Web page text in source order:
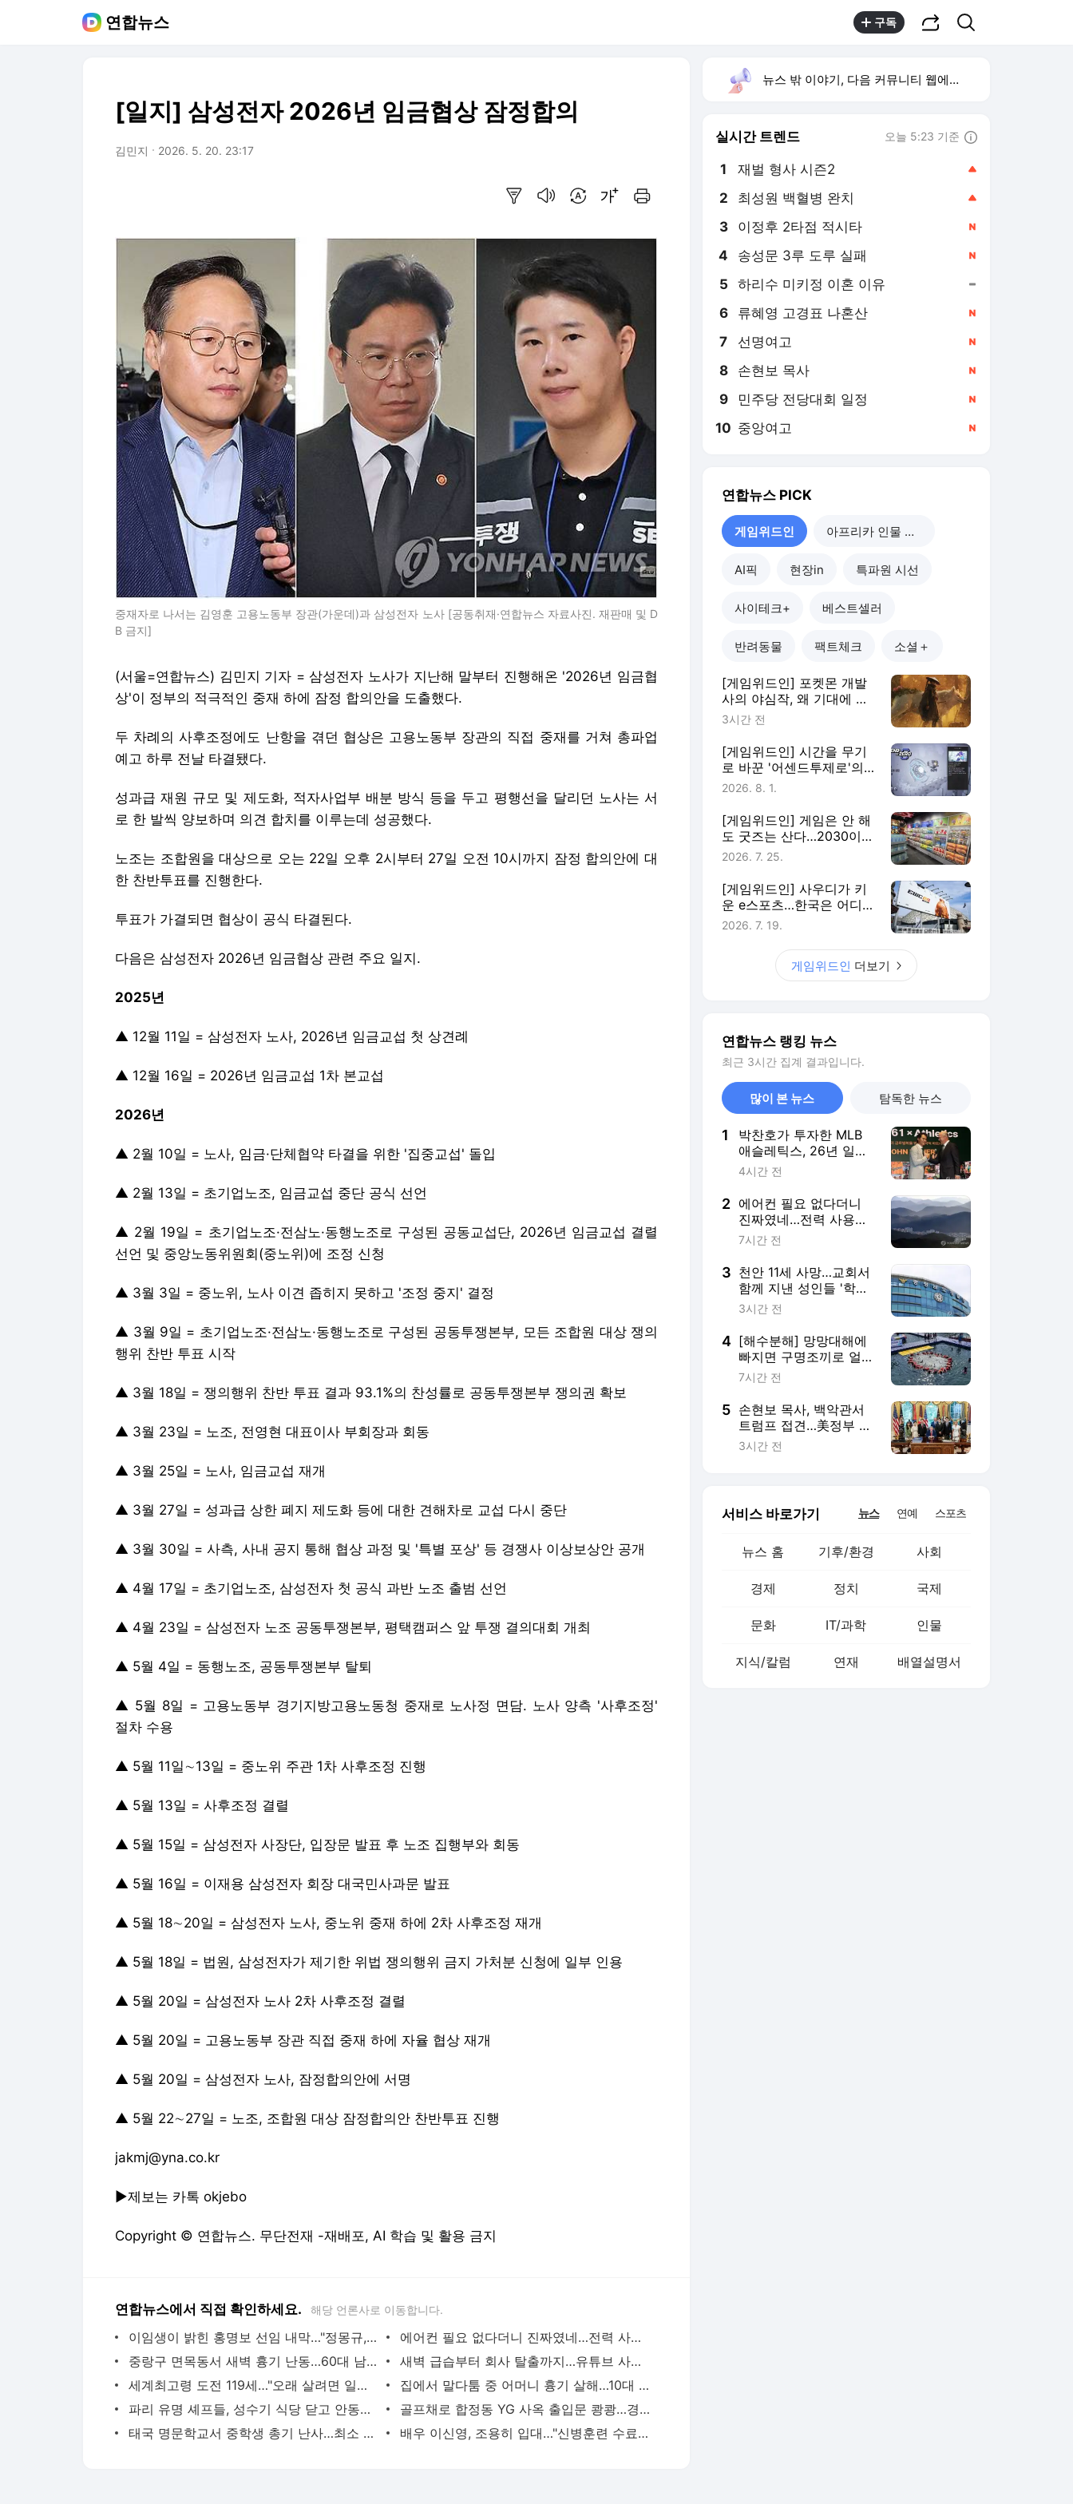
연합뉴스 구독
[일지] 삼성전자 2026년 임금협상 잠정합의
김민지 2026. 5. 20. 23:17
중재자로 나서는 김영훈 고용노동부 장관(가운데)과 삼성전자 노사 [공동취재·연합뉴스 자료사진. 재판매 및 D
B 금지]
(서울=연합뉴스) 김민지 기자 = 삼성전자 노사가 지난해 말부터 진행해온 '2026년 임금협
상'이 정부의 적극적인 중재 하에 잠정 합의안을 도출했다.
두 차례의 사후조정에도 난항을 겪던 협상은 고용노동부 장관의 직접 중재를 거쳐 총파업
예고 하루 전날 타결됐다.
성과급 재원 규모 및 제도화, 적자사업부 배분 방식 등을 두고 평행선을 달리던 노사는 서
로 한 발씩 양보하며 의견 합치를 이루는데 성공했다.
노조는 조합원을 대상으로 오는 22일 오후 2시부터 27일 오전 10시까지 잠정 합의안에 대
한 찬반투표를 진행한다.
투표가 가결되면 협상이 공식 타결된다.
다음은 삼성전자 2026년 임금협상 관련 주요 일지.
2025년
▲ 12월 11일 = 삼성전자 노사, 2026년 임금교섭 첫 상견례
▲ 12월 16일 = 2026년 임금교섭 1차 본교섭
2026년
▲ 2월 10일 = 노사, 임금·단체협약 타결을 위한 '집중교섭' 돌입
▲ 2월 13일 = 초기업노조, 임금교섭 중단 공식 선언
▲ 2월 19일 = 초기업노조·전삼노·동행노조로 구성된 공동교섭단, 2026년 임금교섭 결렬
선언 및 중앙노동위원회(중노위)에 조정 신청
▲ 3월 3일 = 중노위, 노사 이견 좁히지 못하고 '조정 중지' 결정
▲ 3월 9일 = 초기업노조·전삼노·동행노조로 구성된 공동투쟁본부, 모든 조합원 대상 쟁의
행위 찬반 투표 시작
▲ 3월 18일 = 쟁의행위 찬반 투표 결과 93.1%의 찬성률로 공동투쟁본부 쟁의권 확보
▲ 3월 23일 = 노조, 전영현 대표이사 부회장과 회동
▲ 3월 25일 = 노사, 임금교섭 재개
▲ 3월 27일 = 성과급 상한 폐지 제도화 등에 대한 견해차로 교섭 다시 중단
▲ 3월 30일 = 사측, 사내 공지 통해 협상 과정 및 '특별 포상' 등 경쟁사 이상보상안 공개
▲ 4월 17일 = 초기업노조, 삼성전자 첫 공식 과반 노조 출범 선언
▲ 4월 23일 = 삼성전자 노조 공동투쟁본부, 평택캠퍼스 앞 투쟁 결의대회 개최
▲ 5월 4일 = 동행노조, 공동투쟁본부 탈퇴
▲ 5월 8일 = 고용노동부 경기지방고용노동청 중재로 노사정 면담. 노사 양측 '사후조정'
절차 수용
▲ 5월 11일∼13일 = 중노위 주관 1차 사후조정 진행
▲ 5월 13일 = 사후조정 결렬
▲ 5월 15일 = 삼성전자 사장단, 입장문 발표 후 노조 집행부와 회동
▲ 5월 16일 = 이재용 삼성전자 회장 대국민사과문 발표
▲ 5월 18∼20일 = 삼성전자 노사, 중노위 중재 하에 2차 사후조정 재개
▲ 5월 18일 = 법원, 삼성전자가 제기한 위법 쟁의행위 금지 가처분 신청에 일부 인용
▲ 5월 20일 = 삼성전자 노사 2차 사후조정 결렬
▲ 5월 20일 = 고용노동부 장관 직접 중재 하에 자율 협상 재개
▲ 5월 20일 = 삼성전자 노사, 잠정합의안에 서명
▲ 5월 22∼27일 = 노조, 조합원 대상 잠정합의안 찬반투표 진행
jakmj@yna.co.kr
▶제보는 카톡 okjebo
Copyright © 연합뉴스. 무단전재 -재배포, AI 학습 및 활용 금지
연합뉴스에서 직접 확인하세요. 해당 언론사로 이동합니다.
이임생이 밝힌 홍명보 선임 내막…"정몽규, TD판단 믿는다고 해"(종합) | 연합뉴스
에어컨 필요 없다더니 진짜였네…전력 사용량으로 본 냉방 도시 | 연합뉴스
중랑구 면목동서 새벽 흉기 난동…60대 남성 2명 사망 | 연합뉴스
새벽 급습부터 회사 탈출까지…유튜브 사로잡은 '날것'의 일상 | 연합뉴스
세계최고령 도전 119세…"오래 살려면 일하고 건강하게 먹어라" | 연합뉴스
집에서 말다툼 중 어머니 흉기 살해…10대 아들 체포 | 연합뉴스
파리 유명 셰프들, 성수기 식당 닫고 안동서 한식 배운다 | 연합뉴스
골프채로 합정동 YG 사옥 출입문 쾅쾅…경찰, 20대 여성 체포 | 연합뉴스
태국 명문학교서 중학생 총기 난사…최소 7명 살해(종합2보) | 연합뉴스
배우 이신영, 조용히 입대…"신병훈련 수료, 군 생활 집중" | 연합뉴스
뉴스 밖 이야기, 다음 커뮤니티 웹에서 보기
실시간 트렌드 오늘 5:23 기준
1 재벌 형사 시즌2
2 최성원 백혈병 완치
3 이정후 2타점 적시타
4 송성문 3루 도루 실패
5 하리수 미키정 이혼 이유
6 류혜영 고경표 나혼산
7 선명여고
8 손현보 목사
9 민주당 전당대회 일정
10 중앙여고
연합뉴스 PICK
게임위드인 아프리카 인물 열전
AI픽 현장in 특파원 시선
사이테크+ 베스트셀러
반려동물 팩트체크 소셜＋
[게임위드인] 포켓몬 개발
사의 야심작, 왜 기대에 못
미쳤나
3시간 전
[게임위드인] 시간을 무기
로 바꾼 '어센드투제로'의
실험
2026. 8. 1.
[게임위드인] 게임은 안 해
도 굿즈는 산다…2030이
게임에 남는 법
2026. 7. 25.
[게임위드인] 사우디가 키
운 e스포츠…한국은 어디에
있나
2026. 7. 19.
게임위드인 더보기
연합뉴스 랭킹 뉴스
최근 3시간 집계 결과입니다.
많이 본 뉴스 탐독한 뉴스
1
박찬호가 투자한 MLB
애슬레틱스, 26년 일한
포스트 단장과 결별
4시간 전
2 에어컨 필요 없다더니
진짜였네…전력 사용량
으로 본 냉방 도시
7시간 전
3 천안 11세 사망…교회서
함께 지낸 성인들 '학대
치사' 여부 수사
3시간 전
4 [해수분해] 망망대해에
빠지면 구명조끼로 얼마
나 버틸까
7시간 전
5 손현보 목사, 백악관서
트럼프 접견…美정부 인
사들과 잇단 접촉
3시간 전
서비스 바로가기 뉴스 연예 스포츠
뉴스 홈 기후/환경 사회
경제 정치 국제
문화 IT/과학 인물
지식/칼럼 연재 배열설명서